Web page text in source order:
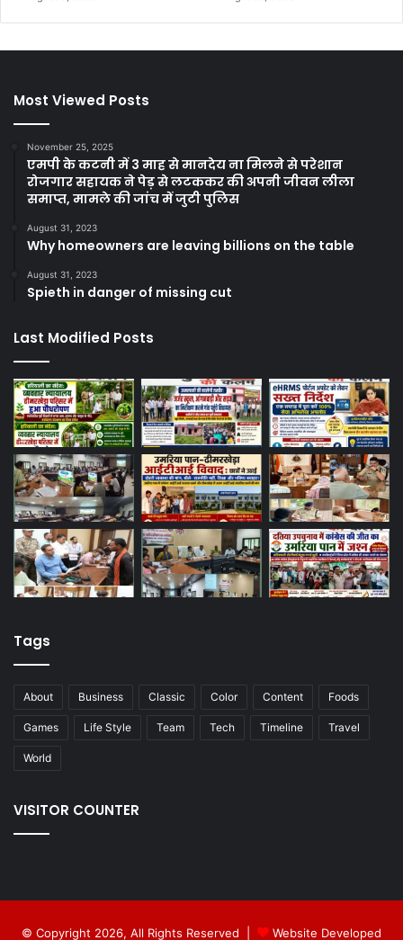
Most Viewed Posts
November 25, 2025
एमपी के कटनी में 3 माह से मानदेय ना मिलने से परेशान
रोजगार सहायक ने पेड़ से लटककर की अपनी जीवन लीला
समाप्त, मामले की जांच में जुटी पुलिस
August 31, 2023
Why homeowners are leaving billions on the table
August 31, 2023
Spieth in danger of missing cut
Last Modified Posts
Tags
About Business Classic Color Content Foods
Games Life Style Team Tech Timeline Travel
World
VISITOR COUNTER
© Copyright 2026, All Rights Reserved | Website Developed